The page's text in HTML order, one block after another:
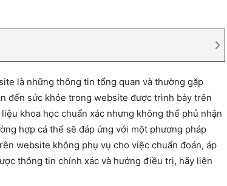
là những thông tin tổng quan và thường gặp
đến sức khỏe trong website được trình bày trên
khoa học chuẩn xác nhưng không thể phủ nhận
hợp cá thể sẽ đáp ứng với một phương pháp
website không phụ vụ cho việc chuẩn đoán, áp
thông tin chính xác và hướng điều trị, hãy liên